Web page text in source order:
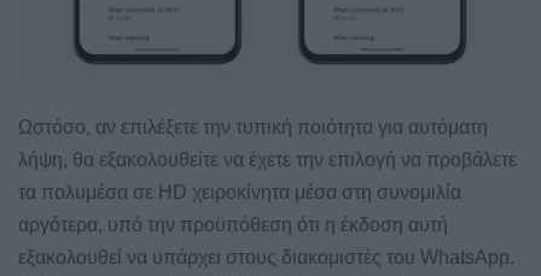
Ωστόσο, αν επιλέξετε την τυπική ποιότητα για αυτόματη
λήψη, θα εξακολουθείτε να έχετε την επιλογή να προβάλετε
τα πολυμέσα σε HD χειροκίνητα μέσα στη συνομιλία
αργότερα, υπό την προϋπόθεση ότι η έκδοση αυτή
εξακολουθεί να υπάρχει στους διακομιστές του WhatsApp.